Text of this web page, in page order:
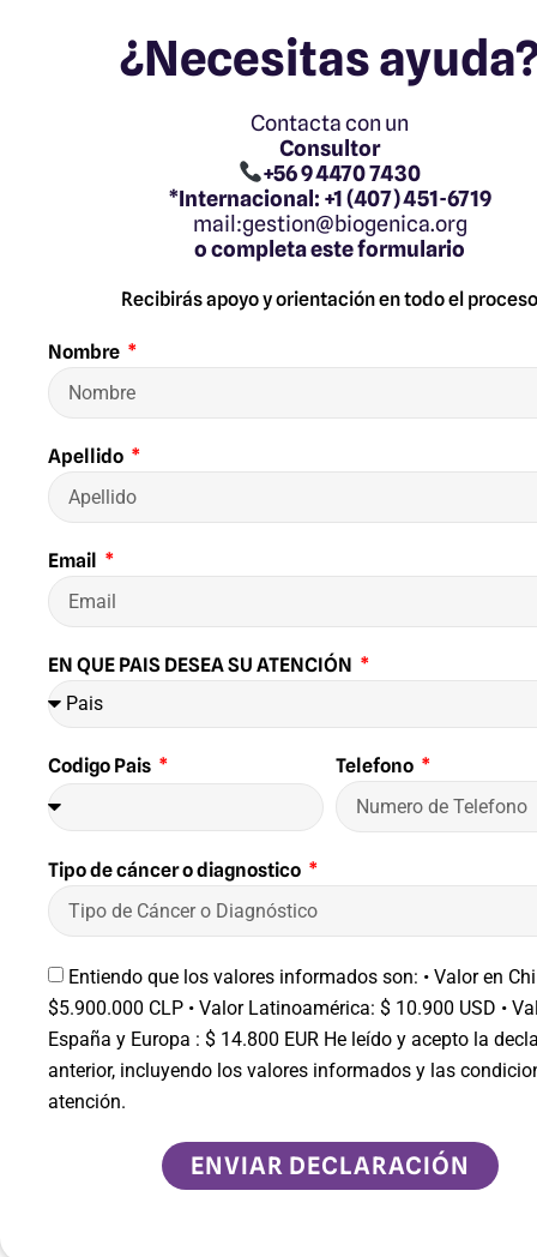
¿Necesitas
Contacta con un
Consultor
+56 9 4470 7430
*Internacional: +1 (407) 451-6719
mail:gestion@biogenica.org
o completa este formulario
Recibirás apoyo y orientación en todo el proceso
Nombre
Apellido
Email
EN QUE PAIS DESEA SU ATENCIÓN
Codigo Pais Telefono
Tipo de cáncer o diagnostico
Entiendo que los valores informados son: •⁠ ⁠Valor en
$5.900.000 CLP •⁠ ⁠Valor Latinoamérica: $ 10.900 USD •⁠
España y Europa : $ 14.800 EUR He leído y acepto la
anterior, incluyendo los valores informados y las
atención.
ENVIAR DECLARACIÓN